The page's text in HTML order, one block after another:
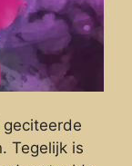
Tegelijk is